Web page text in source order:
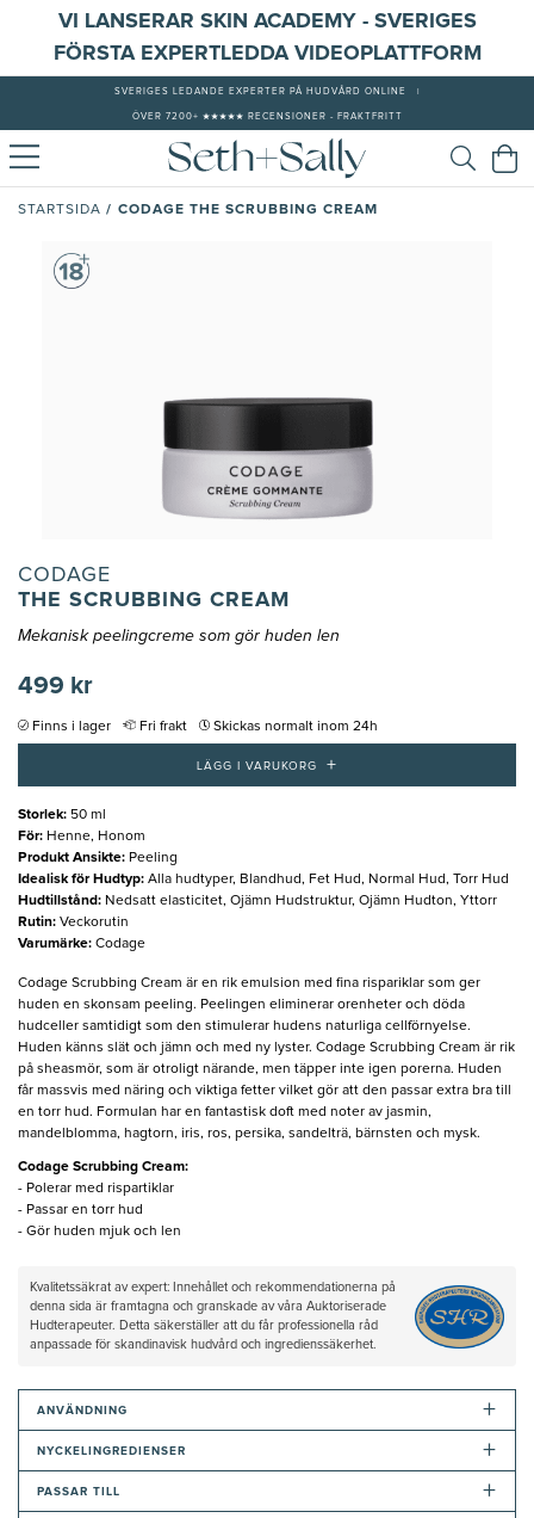
VI LANSERAR SKIN ACADEMY - SVERIGES
FÖRSTA EXPERTLEDDA VIDEOPLATTFORM
SVERIGES LEDANDE EXPERTER PÅ HUDVÅRD ONLINE
ÖVER 7200+ ★★★★★ RECENSIONER - FRAKTFRITT
STARTSIDA / CODAGE THE SCRUBBING CREAM
CODAGE
THE SCRUBBING CREAM
Mekanisk peelingcreme som gör huden len
499 kr
Finns i lager Fri frakt Skickas normalt inom 24h
LÄGG I VARUKORG +
Storlek: 50 ml
För: Henne, Honom
Produkt Ansikte: Peeling
Idealisk för Hudtyp: Alla hudtyper, Blandhud, Fet Hud, Normal Hud, Torr Hud
Hudtillstånd: Nedsatt elasticitet, Ojämn Hudstruktur, Ojämn Hudton, Yttorr
Rutin: Veckorutin
Varumärke: Codage
Codage Scrubbing Cream är en rik emulsion med fina rispariklar som ger
huden en skonsam peeling. Peelingen eliminerar orenheter och döda
hudceller samtidigt som den stimulerar hudens naturliga cellförnyelse.
Huden känns slät och jämn och med ny lyster. Codage Scrubbing Cream är rik
på sheasmör, som är otroligt närande, men täpper inte igen porerna. Huden
får massvis med näring och viktiga fetter vilket gör att den passar extra bra till
en torr hud. Formulan har en fantastisk doft med noter av jasmin,
mandelblomma, hagtorn, iris, ros, persika, sandelträ, bärnsten och mysk.
Codage Scrubbing Cream:
- Polerar med rispartiklar
- Passar en torr hud
- Gör huden mjuk och len
Kvalitetssäkrat av expert: Innehållet och rekommendationerna på
denna sida är framtagna och granskade av våra Auktoriserade
Hudterapeuter. Detta säkerställer att du får professionella råd
anpassade för skandinavisk hudvård och ingredienssäkerhet.
ANVÄNDNING +
NYCKELINGREDIENSER +
PASSAR TILL +